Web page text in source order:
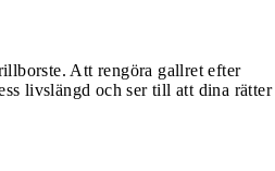
Att rengöra gallret efter
livslängd och ser till att dina rätter